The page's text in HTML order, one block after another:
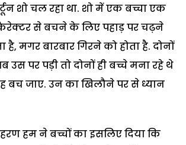
शो चल रहा था. शो में एक बच्चा एक
कैरेक्टर से बचने के लिए पहाड़ पर चढ़ने
मगर बारबार गिरने को होता है. दोनों
उस पर पड़ी तो दोनों ही बच्चे मना रहे थे
बच जाए. उन का खिलौने पर से ध्यान
हम ने बच्चों का इसलिए दिया कि